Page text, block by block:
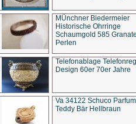
MÜnchner Biedermeier
Historische Ohrringe
Schaumgold 585
Perlen
Telefonablage
Design 60er 70er Jahre
Va 34122 Schuco
Teddy Bär Hellbraun